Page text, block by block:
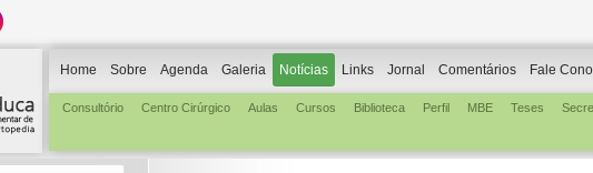
Home Sobre Agenda Galeria Notícias Links Jornal Comentários Fale
Consultório Centro Cirúrgico Aulas Cursos Biblioteca Perfil MBE Teses